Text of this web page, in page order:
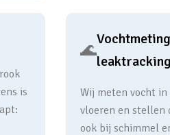
is
🌊
leaktracking
Wij meten vocht
vloeren en stellen
ook bij schimmel